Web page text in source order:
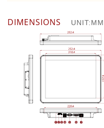
DIMENSIONS UNIT:MM